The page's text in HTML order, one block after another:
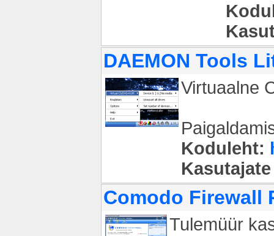
DAEMON Tools
Virtuaalne
Koduleht:
Comodo Firewall
Tulemüür